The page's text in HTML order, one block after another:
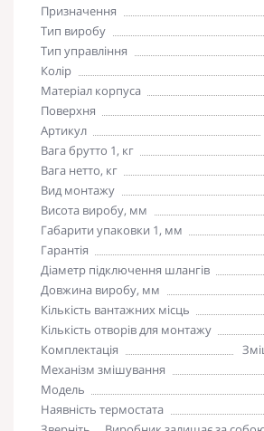
Призначення
Тип виробу
Тип управління
Колір
Матеріал корпуса
Поверхня
Артикул
Вага брутто 1, кг
Вага нетто, кг
Вид монтажу
Висота виробу, мм
Габарити упаковки 1, мм
Гарантія
Діаметр підключення шлангів
Довжина виробу, мм
Кількість вантажних місць
Кількість отворів для монтажу
Комплектація
Механізм змішування
Модель
Наявність термостата